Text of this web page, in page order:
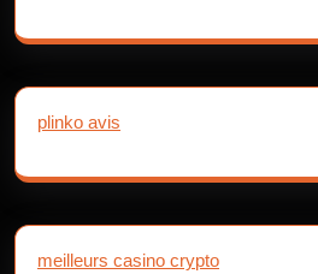
plinko avis
meilleurs casino crypto